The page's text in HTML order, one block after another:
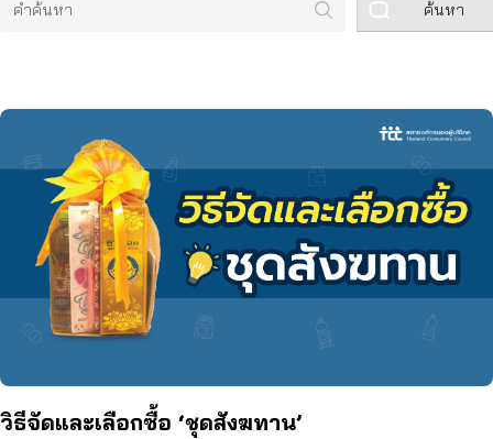
ค้นหา
วิธีจัดและเลือกซื้อ ‘ชุดสังฆทาน’